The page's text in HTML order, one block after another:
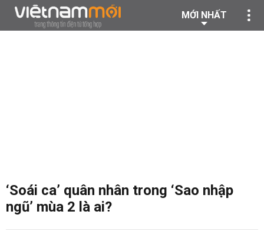
MỚI NHẤT
‘Soái ca’ quân nhân trong ‘Sao nhập
ngũ’ mùa 2 là ai?